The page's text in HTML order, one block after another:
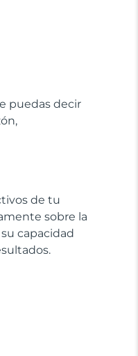
puedas decir
de tu
sobre la
capacidad